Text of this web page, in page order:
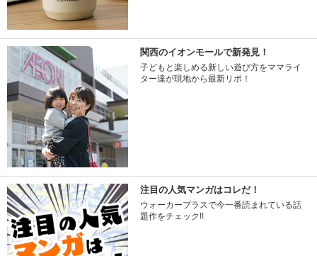
関西のイオンモールで新発見！
子どもと楽しめる新しい遊び方をママライ
ター達が現地から最新リポ！
注目の人気マンガはコレだ！
ウォーカープラスで今一番読まれている話
題作をチェック!!